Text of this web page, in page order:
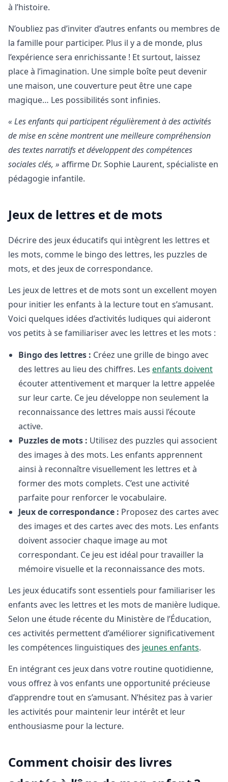
à l’histoire.
N’oubliez pas d’inviter d’autres enfants ou membres de
la famille pour participer. Plus il y a de monde, plus
l’expérience sera enrichissante ! Et surtout, laissez
place à l’imagination. Une simple boîte peut devenir
une maison, une couverture peut être une cape
magique… Les possibilités sont infinies.
« Les enfants qui participent régulièrement à des activités
de mise en scène montrent une meilleure compréhension
des textes narratifs et développent des compétences
sociales clés, » affirme Dr. Sophie Laurent, spécialiste en
pédagogie infantile.
Jeux de lettres et de mots
Décrire des jeux éducatifs qui intègrent les lettres et
les mots, comme le bingo des lettres, les puzzles de
mots, et des jeux de correspondance.
Les jeux de lettres et de mots sont un excellent moyen
pour initier les enfants à la lecture tout en s’amusant.
Voici quelques idées d’activités ludiques qui aideront
vos petits à se familiariser avec les lettres et les mots :
Bingo des lettres : Créez une grille de bingo avec
des lettres au lieu des chiffres. Les enfants doivent
écouter attentivement et marquer la lettre appelée
sur leur carte. Ce jeu développe non seulement la
reconnaissance des lettres mais aussi l’écoute
active.
Puzzles de mots : Utilisez des puzzles qui associent
des images à des mots. Les enfants apprennent
ainsi à reconnaître visuellement les lettres et à
former des mots complets. C’est une activité
parfaite pour renforcer le vocabulaire.
Jeux de correspondance : Proposez des cartes avec
des images et des cartes avec des mots. Les enfants
doivent associer chaque image au mot
correspondant. Ce jeu est idéal pour travailler la
mémoire visuelle et la reconnaissance des mots.
Les jeux éducatifs sont essentiels pour familiariser les
enfants avec les lettres et les mots de manière ludique.
Selon une étude récente du Ministère de l’Éducation,
ces activités permettent d’améliorer significativement
les compétences linguistiques des jeunes enfants.
En intégrant ces jeux dans votre routine quotidienne,
vous offrez à vos enfants une opportunité précieuse
d’apprendre tout en s’amusant. N’hésitez pas à varier
les activités pour maintenir leur intérêt et leur
enthousiasme pour la lecture.
Comment choisir des livres